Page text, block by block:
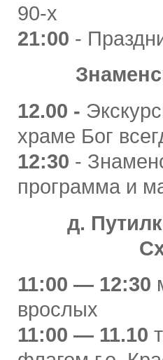
90-х
21:00 -
12.00 -
храме Бог
12:30 -
программа и
д.
11:00 — 12:30
врослых
11:00 — 11.10